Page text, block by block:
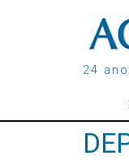
24